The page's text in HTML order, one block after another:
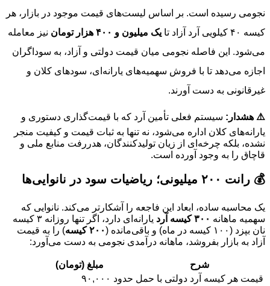
نجومی رسیده است. بر اساس لیست‌های قیمت موجود در بازار، هر
کیسه ۴۰ کیلویی آرد آزاد تا
یک میلیون و ۴۰۰ هزار تومان
نیز معامله
می‌شود. این فاصله نجومی میان قیمت دولتی و آزاد، به سوداگران
اجازه می‌دهد تا با فروش سهمیه‌های یارانه‌ای، سودهای کلان و
غیرقانونی به دست آورند.
⚠️ هشدار: سیستم فعلی تأمین آرد که با قیمت‌گذاری دستوری و
یارانه‌های کلان اداره می‌شود، نه تنها به ثبات قیمت و کیفیت منجر
نشده، بلکه چرخه‌ای از زیان تولیدکنندگان، هدررفت منابع ملی و
قاچاق را به وجود آورده است.
💰 رانت ۲۰۰ میلیونی؛ ریاضیات سود در نانوایی‌ها
یک محاسبه ساده، ابعاد این فاجعه را آشکارتر می‌کند. نانوایی که
سهمیه ماهانه ۳۰۰ کیسه آرد
یارانه‌ای دارد، اگر تنها روزانه ۳ کیسه
نان بپزد (۱۰۰ کیسه در ماه) و باقی‌مانده (
۲۰۰ کیسه
) را به قیمت
آزاد به بازار بفروشد، ماهانه درآمدی نجومی به دست می‌آورد:
شرح
مبلغ (تومان)
قیمت هر کیسه آرد دولتی با حمل حدود ۹۰,۰۰۰